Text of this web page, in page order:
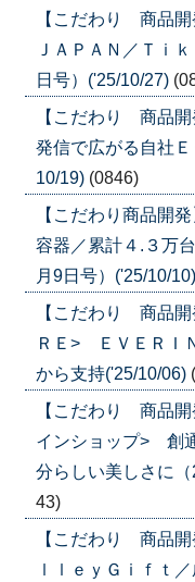
【こだわり 商品
ＪＡＰＡＮ／Ｔｉ
日号）('25/10/27)
【こだわり 商品
発信で広がる自社
10/19) (0846)
【こだわり商品開
容器／累計４.３万
月9日号）('25/10/10)
【こだわり 商品
ＲＥ> ＥＶＥＲＩ
から支持('25/10/06)
【こだわり 商品
インショップ> 創
分らしい美しさに
43)
【こだわり 商品
ｌｌｅｙＧｉｆｔ